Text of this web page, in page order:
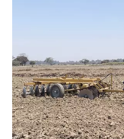
وحدة الحصاد
الحبوب بعد الحصاد